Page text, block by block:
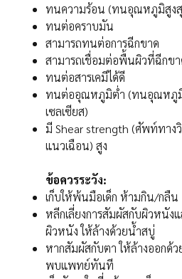
ทนความร้อน (ทนอุณหภูมิสูงสุ
ทนต่อคราบมัน
สามารถทนต่อการฉีกขาด
สามารถเชื่อมต่อพื้นผิวที่ฉีกข
ทนต่อสารเคมีได้ดี
ทนต่ออุณหภูมิต่ำ (ทนอุณหภูมิ
เซลเซียส)
มี Shear strength (ศัพท์ทาง
แนวเฉือน) สูง
ข้อควรระวัง:
เก็บให้พ้นมือเด็ก ห้ามกิน/กลืน
หลีกเลี่ยงการสัมผัสกับผิวหนัง
ผิวหนัง ให้ล้างด้วยน้ำสบู่
หากสัมผัสกับตา ให้ล้างออกด้
พบแพทย์ทันที